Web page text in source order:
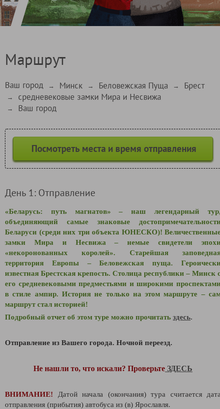
Маршрут
Ваш город → Минск → Беловежская Пуща → Брест
→ средневековые замки Мира и Несвижа
→ Ваш город
Посмотреть места и время отправления
День 1: Отправление
«Беларусь: путь магнатов» – наш легендарный
объединяющий самые знаковые
Беларуси (среди них три объекта ЮНЕСКО)!
замки Мира и Несвижа – немые свидетели
«некоронованных королей». Старейшая
территория Европы – Беловежская пуща.
известная Брестская крепость. Столица республики – Минск
его средневековыми предместьями и широкими
в стиле ампир. История не только на этом маршруте –
маршрут стал историей!
Подробный отчет об этом туре можно прочитать здесь.
Отправление из Вашего города. Ночной переезд.
Не нашли то, что искали? Проверьте ЗДЕСЬ
ВНИМАНИЕ! Датой начала (окончания) тура считается
отправления (прибытия) автобуса из (в) Ярославля.